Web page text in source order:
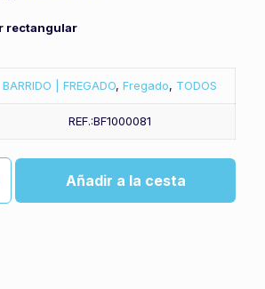
rectangular
BARRIDO | FREGADO, Fregado, TODOS
REF.:BF1000081
Añadir a la cesta